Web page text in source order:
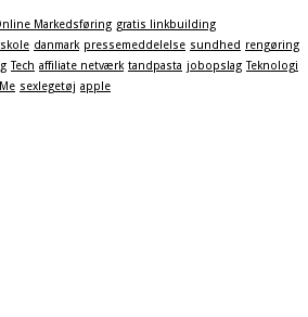
Markedsføring gratis linkbuilding
danmark pressemeddelelse sundhed rengøring
Tech affiliate netværk tandpasta jobopslag Teknologi
sexlegetøj apple